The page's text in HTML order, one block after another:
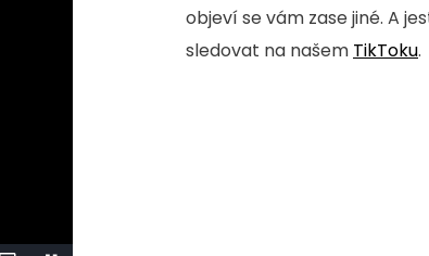
objeví se vám zase jiné. A
sledovat na našem TikToku.